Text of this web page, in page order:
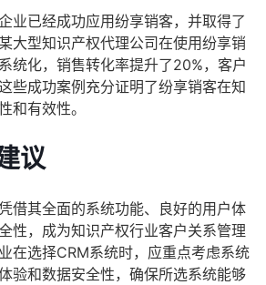
业已经成功应用纷享销客，并取得了
大型知识产权代理公司在使用纷享销
统化，销售转化率提升了20%，客户
些成功案例充分证明了纷享销客在知
和有效性。
议
借其全面的系统功能、良好的用户体
性，成为知识产权行业客户关系管理
在选择CRM系统时，应重点考虑系统
验和数据安全性，确保所选系统能够